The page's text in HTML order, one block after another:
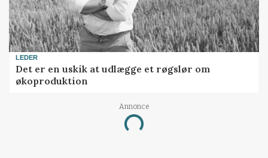
LEDER
Det er en uskik at udlægge et røgslør om
økoproduktion
Annonce
Loading...